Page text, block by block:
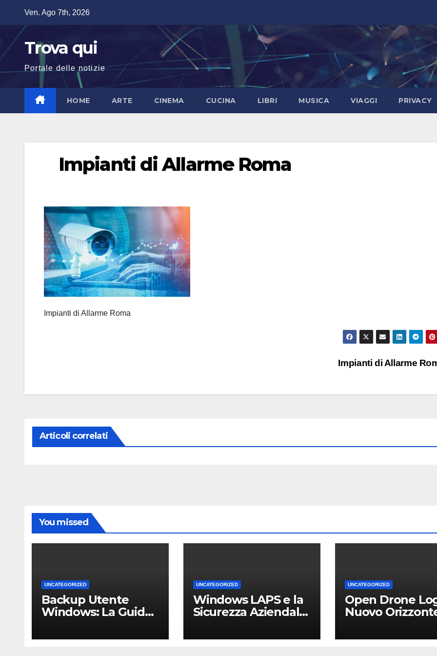
contenuto
Ven. Ago 7th, 2026
Trova qui
Portale delle notizie
HOME ARTE CINEMA CUCINA LIBRI MUSICA VIAGGI PRIVACY
Impianti di Allarme Roma
Impianti di Allarme Roma
Impianti di Allarme
Articoli correlati
You missed
UNCATEGORIZED
Backup Utente
Windows: La Guida
Perdere i Tuoi Dati
UNCATEGORIZED
Windows LAPS e la
Sicurezza Aziendale:
Competitivo per le
UNCATEGORIZED
Open Drone
Nuovo
Professionisti